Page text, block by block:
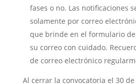
fases o no. Las notificaciones
solamente por correo
que brinde en el formulario
su correo con cuidado.
de correo electrónico
Al cerrar la convocatoria el 30